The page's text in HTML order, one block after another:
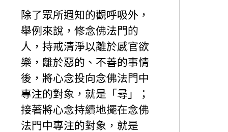
除了眾所週知的觀呼吸外，
舉例來說，修念佛法門的
人，持戒清淨以離於感官欲
樂，離於惡的、不善的事情
後，將心念投向念佛法門中
專注的對象，就是「尋」；
接著將心念持續地擺在念佛
法門中專注的對象，就是